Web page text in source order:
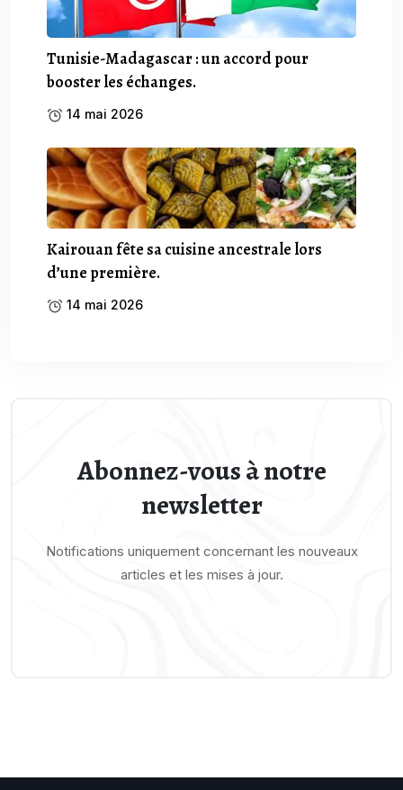
Tunisie-Madagascar : un accord pour
booster les échanges.
14 mai 2026
Kairouan fête sa cuisine ancestrale lors
d’une première.
14 mai 2026
Abonnez-vous à notre
newsletter
Notifications uniquement concernant les nouveaux
articles et les mises à jour.